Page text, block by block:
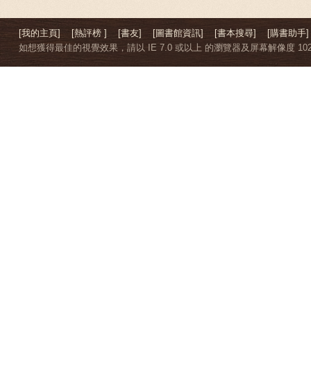
[我的主頁] [熱評榜 ] [書友] [圖書館資訊] [書本搜尋]
[購書助手]
如想獲得最佳的視覺效果，請以 IE 7.0 或以上 的瀏覽器及屏幕解像度